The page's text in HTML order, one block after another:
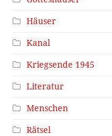
Häuser
Kanal
Kriegsende 1945
Literatur
Menschen
Rätsel